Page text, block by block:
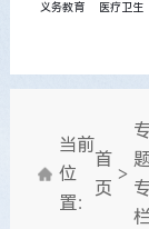
义务教育 医疗卫生
当前
位
置：
首
页
>
栏